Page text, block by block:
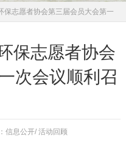
保志愿者协会第三届会员大会第一
保志愿者协会
次会议顺利召
信息公开/ 活动回顾